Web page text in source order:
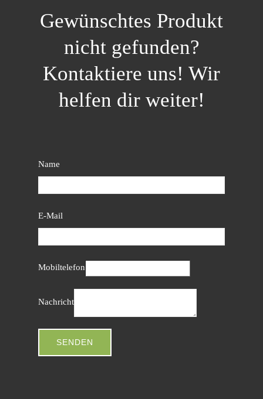
Gewünschtes Produkt
nicht gefunden?
Kontaktiere uns! Wir
helfen dir weiter!
Name
E-Mail
Mobiltelefon
Nachricht
SENDEN